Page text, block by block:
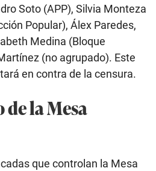
Soto (APP), Silvia Monteza
Popular), Álex Paredes,
Medina (Bloque
(no agrupado). Este
en contra de la censura.
la Mesa
que controlan la Mesa